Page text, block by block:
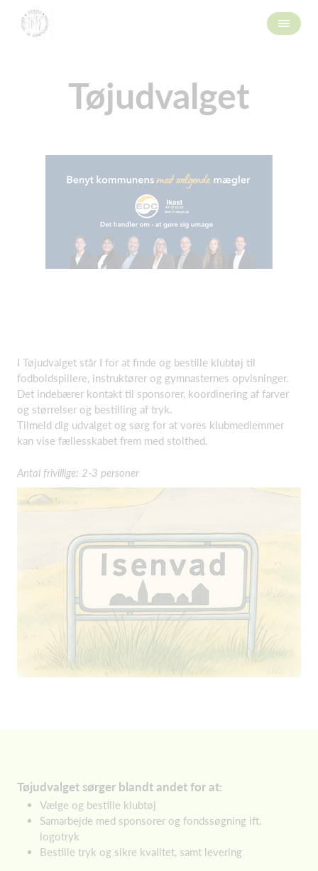
Tøjudvalget
I Tøjudvalget står I for at finde og bestille klubtøj til
fodboldspillere, instruktører og gymnasternes opvisninger.
Det indebærer kontakt til sponsorer, koordinering af farver
og størrelser og bestilling af tryk.
Tilmeld dig udvalget og sørg for at vores klubmedlemmer
kan vise fællesskabet frem med stolthed.
Antal frivillige: 2-3 personer
Tøjudvalget sørger blandt andet for at:
Vælge og bestille klubtøj
Samarbejde med sponsorer og fondssøgning ift.
logotryk
Bestille tryk og sikre kvalitet, samt levering